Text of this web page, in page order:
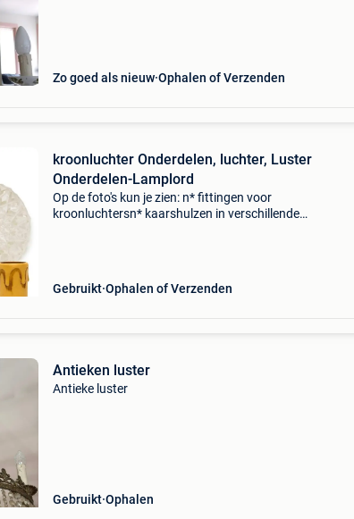
Zo goed als nieuw Ophalen of Verzenden
kroonluchter Onderdelen, luchter, Luster
Onderdelen-Lamplord
Op de foto's kun je zien: n* fittingen voor
kroonluchtersn* kaarshulzen in verschillende
Gebruikt Ophalen of Verzenden
Antieken luster
Antieke luster
Gebruikt Ophalen